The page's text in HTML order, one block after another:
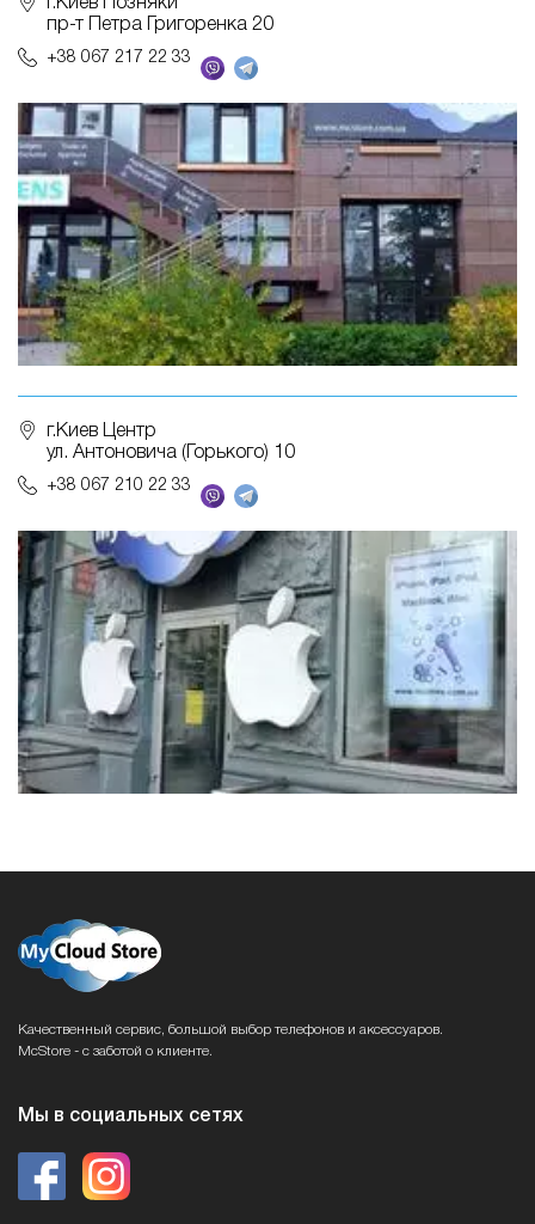
пр-т Петра Григоренка 20
+38 067 217 22 33
г.Киев Центр
ул. Антоновича (Горького) 10
+38 067 210 22 33
Качественный сервис, большой выбор телефонов и аксессуаров.
McStore - с заботой о клиенте.
Мы в социальных сетях